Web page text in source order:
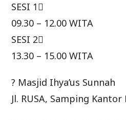
SESI 1⃣
09.30 – 12.00 WITA
SESI 2⃣
13.30 – 15.00 WITA
? Masjid Ihya’us Sunnah
Jl. RUSA, Samping Kantor